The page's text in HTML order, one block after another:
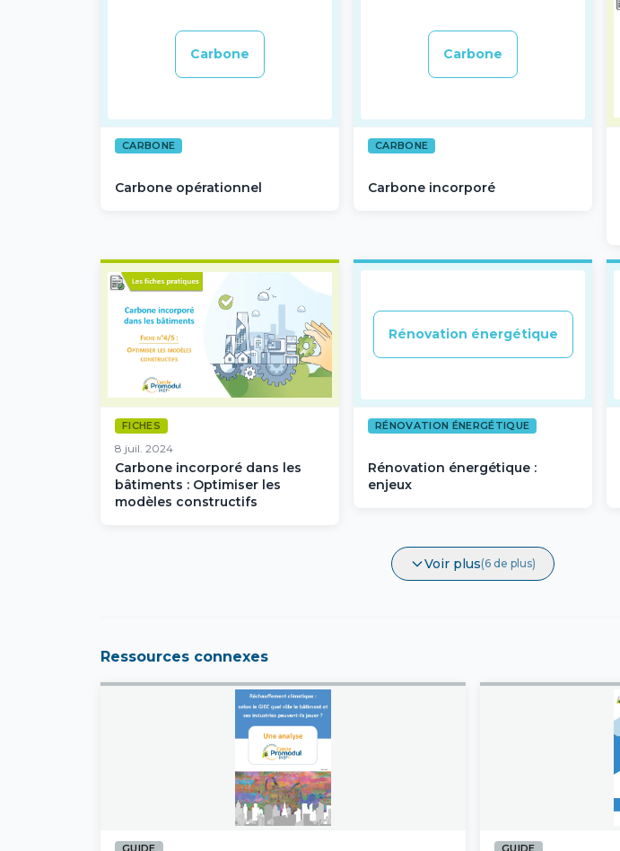
Carbone
CARBONE
Carbone opérationnel
Carbone
CARBONE
Carbone incorporé
FICHES
8 juil. 2024
Carbone incorporé dans les
bâtiments : Optimiser les
modèles constructifs
Rénovation énergétique
RÉNOVATION ÉNERGÉTIQUE
Rénovation énergétique :
enjeux
Voir plus(6 de plus)
Ressources connexes